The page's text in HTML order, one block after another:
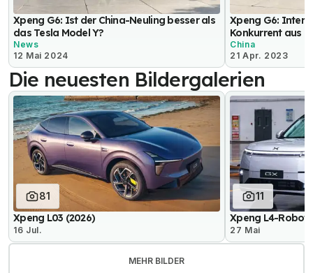
Xpeng G6: Ist der China-Neuling besser als
das Tesla Model Y?
News
12 Mai 2024
Xpeng G6:
Konkurrent aus
China
21 Apr. 2023
Die neuesten Bildergalerien
81
Xpeng L03 (2026)
16 Jul.
11
Xpeng L4-
27 Mai
MEHR BILDER